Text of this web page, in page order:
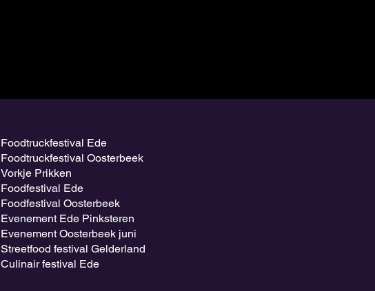
Foodtruckfestival Ede
Foodtruckfestival Oosterbeek
Vorkje Prikken
Foodfestival Ede
Foodfestival Oosterbeek
Evenement Ede Pinksteren
Evenement Oosterbeek juni
Streetfood festival Gelderland
Culinair festival Ede